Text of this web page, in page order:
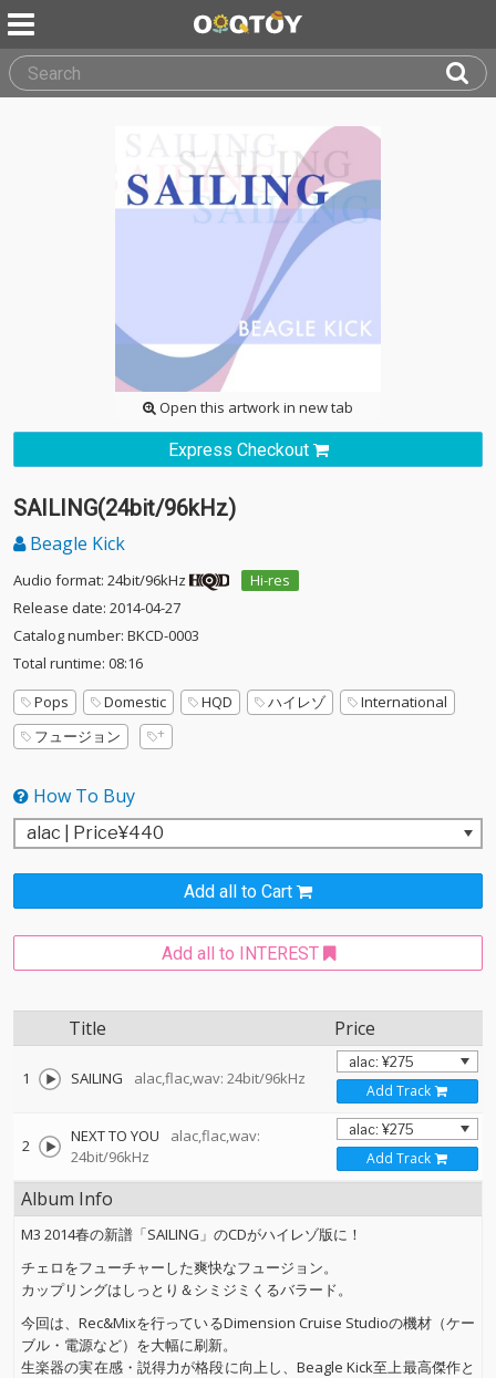
Open this artwork in new tab
Express Checkout
SAILING(24bit/96kHz)
Beagle Kick
Audio format: 24bit/96kHz
Hi-res
Release date: 2014-04-27
Catalog number: BKCD-0003
Total runtime: 08:16
Pops
Domestic HQD ハイレゾ
International
フュージョン
How To Buy
Add all to Cart
Add all to INTEREST
Title Price
1 SAILING alac,flac,wav: 24bit/96kHz
Add Track
2 NEXT TO YOU
alac,flac,wav:
24bit/96kHz
Add Track
Album Info
M3 2014春の新譜「SAILING」のCDがハイレゾ版に！
チェロをフューチャーした爽快なフュージョン。
カップリングはしっとり＆シミジミくるバラード。
今回は、Rec&Mixを行っているDimension Cruise Studioの機材（ケー
ブル・電源など）を大幅に刷新。
生楽器の実在感・説得力が格段に向上し、Beagle Kick至上最高傑作と